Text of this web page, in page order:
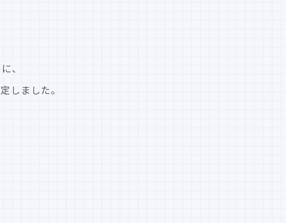
、
しました。